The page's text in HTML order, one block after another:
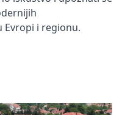
i regionu.